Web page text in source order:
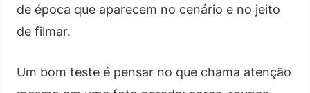
de época que aparecem no cenário e no jeito
de filmar.
Um bom teste é pensar no que chama atenção